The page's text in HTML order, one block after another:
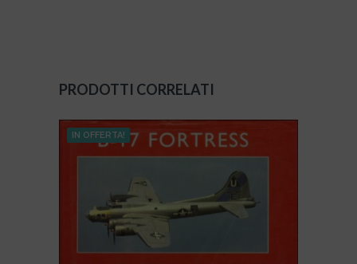
PRODOTTI CORRELATI
IN OFFERTA!